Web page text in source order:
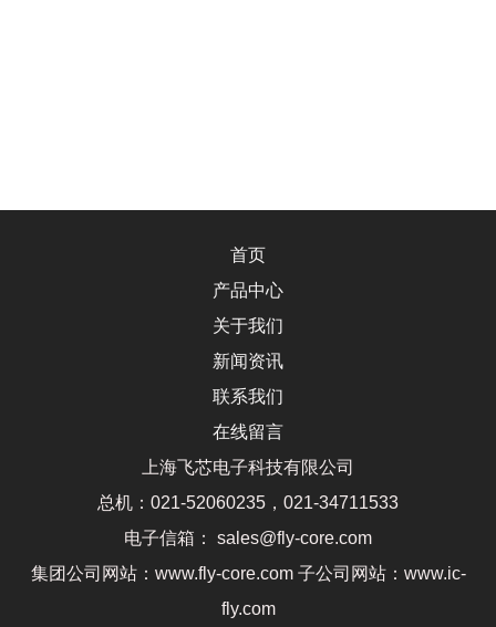
首页
产品中心
关于我们
新闻资讯
联系我们
在线留言
上海飞芯电子科技有限公司
总机：021-52060235，021-34711533
电子信箱： sales@fly-core.com
集团公司网站：www.fly-core.com 子公司网站：www.ic-
fly.com